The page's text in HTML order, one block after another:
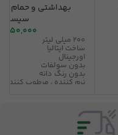
بهداشتی و حمام
200 میلی لیتر
ساخت ایتالیا
اورجینال
بدون سولفات
بدون رنگ دانه
نرم کننده ، مرطوب کننده